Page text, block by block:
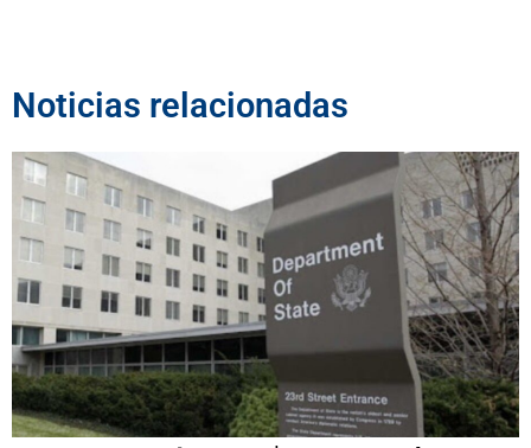
Noticias relacionadas